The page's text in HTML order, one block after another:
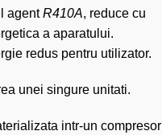
agentR410A, reduce cu
a aparatului.
redus pentru utilizator.
unei singure unitati.
intr-un compresor